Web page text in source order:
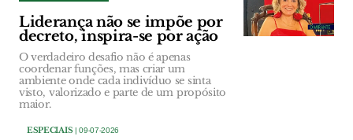
Liderança não se impõe por
decreto, inspira-se por ação
O verdadeiro desafio não é apenas
coordenar funções, mas criar um
ambiente onde cada indivíduo se sinta
visto, valorizado e parte de um propósito
maior.
ESPECIAIS| 09-07-2026